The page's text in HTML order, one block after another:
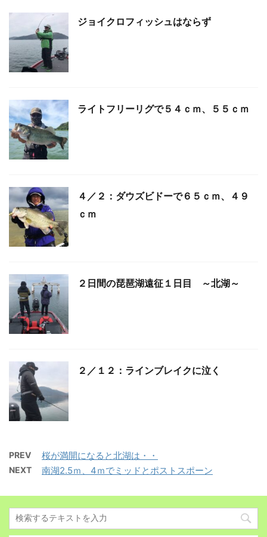
ジョイクロフィッシュはならず
ライトフリーリグで５４ｃｍ、５５ｃｍ
４／２：ダウズビドーで６５ｃｍ、４９
ｃｍ
２日間の琵琶湖遠征１日目 ～北湖～
２／１２：ラインブレイクに泣く
PREV 桜が満開になると北湖は・・
NEXT 南湖2.5ｍ、4ｍでミッドとポストスポーン